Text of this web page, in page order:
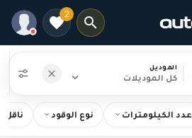
2
الموديل
كل الموديلات
عدد الكيلومترات نوع الوقود ناقل